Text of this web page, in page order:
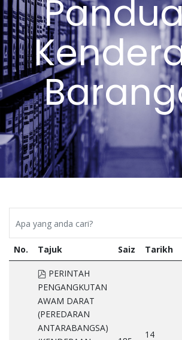
No. Tajuk Saiz Tarikh
pdf
PERINTAH
PENGANGKUTAN
AWAM DARAT
(PEREDARAN
ANTARABANGSA)
14